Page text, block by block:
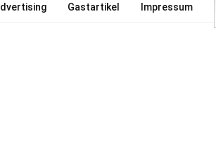
Gastartikel Impressum